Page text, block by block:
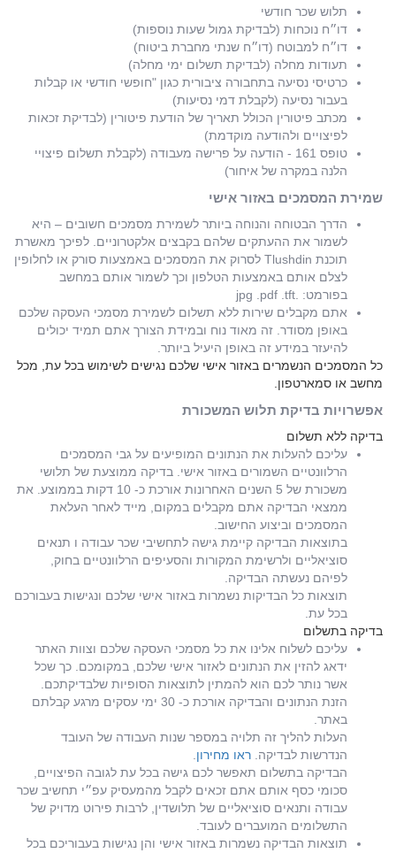
תלוש שכר חודשי
דו״ח נוכחות (לבדיקת גמול שעות נוספות)
דו״ח למבוטח (דו״ח שנתי מחברת ביטוח)
תעודות מחלה (לבדיקת תשלום ימי מחלה)
כרטיסי נסיעה בתחבורה ציבורית כגון "חופשי חודשי או קבלות
בעבור נסיעה (לקבלת דמי נסיעות)
מכתב פיטורין הכולל תאריך של הודעת פיטורין (לבדיקת זכאות
לפיצויים ולהודעה מוקדמת)
טופס 161 - הודעה על פרישה מעבודה (לקבלת תשלום פיצויי
הלנה במקרה של איחור)
שמירת המסמכים באזור אישי
הדרך הבטוחה והנוחה ביותר לשמירת מסמכים חשובים – היא
לשמור את ההעתקים שלהם בקבצים אלקטרוניים. לפיכך מאשרת
תוכנת Tlushdin לסרוק את המסמכים באמצעות סורק או לחלופין
לצלם אותם באמצעות הטלפון וכך לשמור אותם במחשב
בפורמט: .jpg .pdf .tft
אתם מקבלים שירות ללא תשלום לשמירת מסמכי העסקה שלכם
באופן מסודר. זה מאוד נוח ובמידת הצורך אתם תמיד יכולים
להיעזר במידע זה באופן היעיל ביותר.
כל המסמכים הנשמרים באזור אישי שלכם נגישים לשימוש בכל עת, מכל
מחשב או סמארטפון.
אפשרויות בדיקת תלוש המשכורת
בדיקה ללא תשלום
עליכם להעלות את הנתונים המופיעים על גבי המסמכים
הרלוונטיים השמורים באזור אישי. בדיקה ממוצעת של תלושי
משכורת של 5 השנים האחרונות אורכת כ- 10 דקות בממוצע. את
ממצאי הבדיקה אתם מקבלים במקום, מייד לאחר העלאת
המסמכים וביצוע החישוב.
בתוצאות הבדיקה קיימת גישה לתחשיבי שכר עבודה ו תנאים
סוציאליים ולרשימת המקורות והסעיפים הרלוונטיים בחוק,
לפיהם נעשתה הבדיקה.
תוצאות כל הבדיקות נשמרות באזור אישי שלכם ונגישות בעבורכם
בכל עת.
בדיקה בתשלום
עליכם לשלוח אלינו את כל מסמכי העסקה שלכם וצוות האתר
ידאג להזין את הנתונים לאזור אישי שלכם, במקומכם. כך שכל
אשר נותר לכם הוא להמתין לתוצאות הסופיות שלבדיקתכם.
הזנת הנתונים והבדיקה אורכת כ- 30 ימי עסקים מרגע קבלתם
באתר.
העלות להליך זה תלויה במספר שנות העבודה של העובד
הנדרשות לבדיקה. ראו מחירון
הבדיקה בתשלום תאפשר לכם גישה בכל עת לגובה הפיצויים,
סכומי כסף אותם אתם זכאים לקבל מהמעסיק עפ״י תחשיב שכר
עבודה ותנאים סוציאליים של תלושדין, לרבות פירוט מדויק של
התשלומים המועברים לעובד.
תוצאות הבדיקה נשמרות באזור אישי והן נגישות בעבוריכם בכל